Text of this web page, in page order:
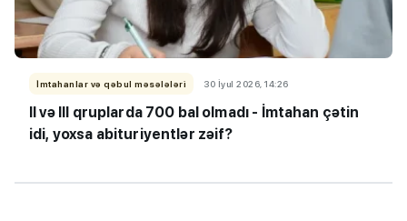
İmtahanlar və qəbul məsələləri 30 İyul 2026, 14:26
II və III qruplarda 700 bal olmadı - İmtahan çətin
idi, yoxsa abituriyentlər zəif?